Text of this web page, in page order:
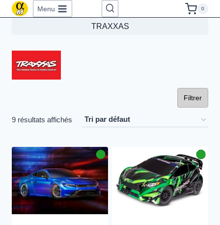
Aller
au
Menu 0
TRAXXAS
Filtrer
9 résultats affichés